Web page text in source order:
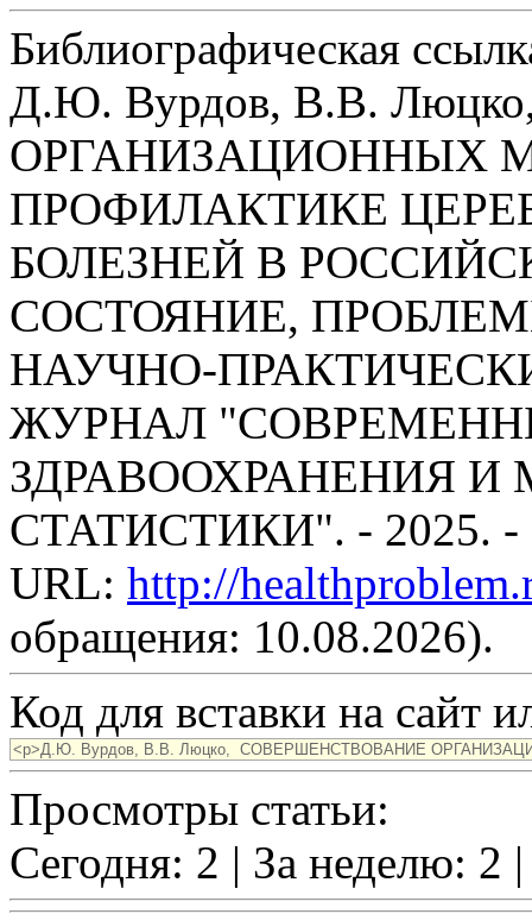
Библиографическая
Д.Ю. Вурдов, В.В.
ОРГАНИЗАЦИОННЫХ
ПРОФИЛАКТИКЕ
БОЛЕЗНЕЙ В
СОСТОЯНИЕ,
НАУЧНО-
ЖУРНАЛ
ЗДРАВООХРАНЕНИЯ
СТАТИСТИКИ". - 2025.
URL: http://
обращения: 10.08.2026).
Код для вставки на сайт
Просмотры статьи:
Сегодня: 2 | За неделю: 2